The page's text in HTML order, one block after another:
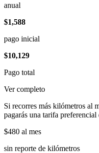
anual
$1,588
pago inicial
$10,129
Pago total
Ver completo
Si recorres más kilómetros al
pagarás una tarifa preferencial
$480 al mes
sin reporte de kilómetros